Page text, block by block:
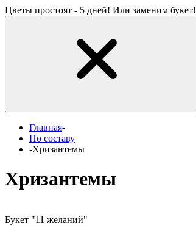
Цветы простоят - 5 дней! Или заменим букет!
Главная-
По составу
-Хризантемы
Хризантемы
Букет "11 желаний"